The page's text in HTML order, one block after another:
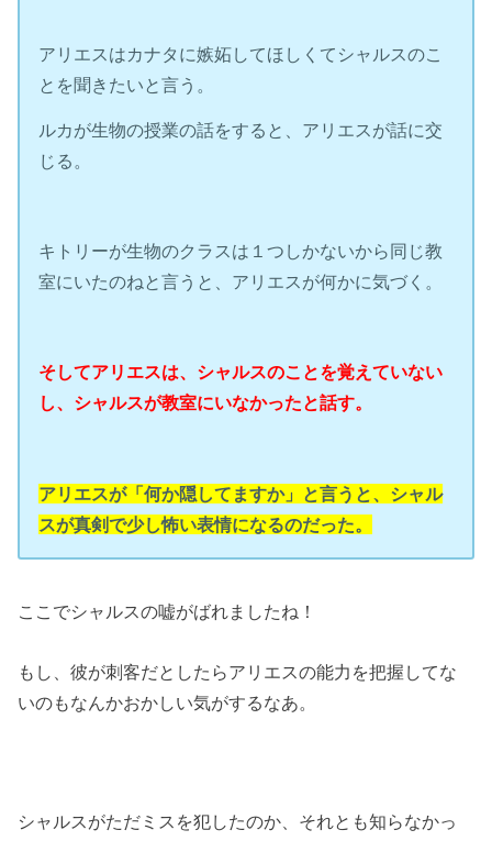
アリエスはカナタに嫉妬してほしくてシャルスのこ
とを聞きたいと言う。
ルカが生物の授業の話をすると、アリエスが話に交
じる。
キトリーが生物のクラスは１つしかないから同じ教
室にいたのねと言うと、アリエスが何かに気づく。
そしてアリエスは、シャルスのことを覚えていない
し、シャルスが教室にいなかったと話す。
アリエスが「何か隠してますか」と言うと、シャル
スが真剣で少し怖い表情になるのだった。
ここでシャルスの嘘がばれましたね！
もし、彼が刺客だとしたらアリエスの能力を把握してな
いのもなんかおかしい気がするなあ。
シャルスがただミスを犯したのか、それとも知らなかっ